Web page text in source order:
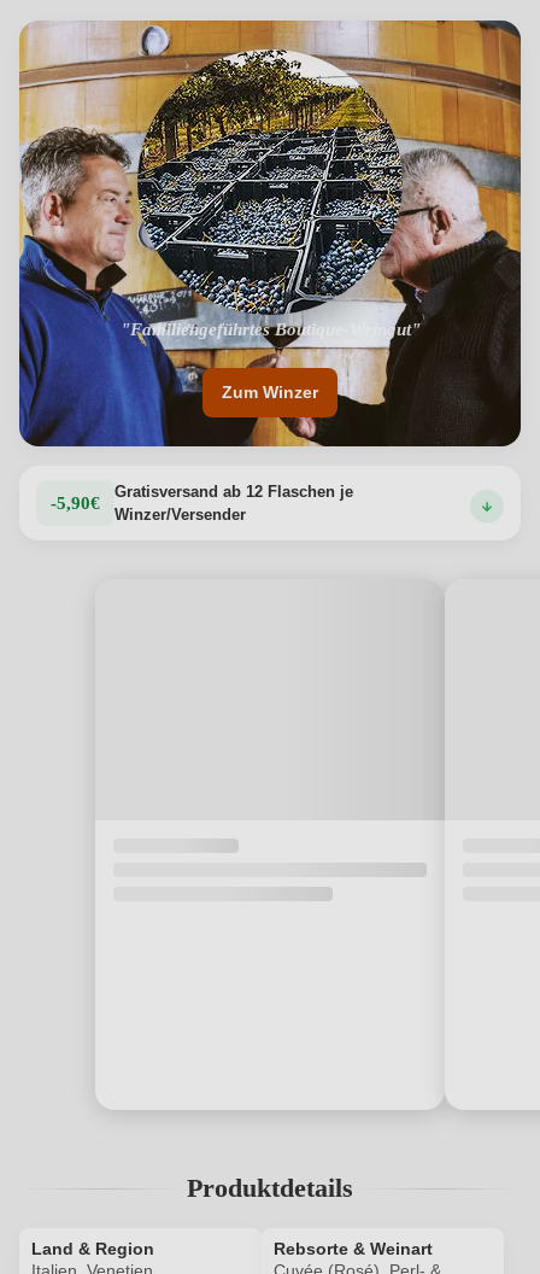
Produktdetails anzeigen →
"Familiengeführtes Boutique-Weingut"
Zum Winzer
-5,90€
Gratisversand ab 12 Flaschen je
Winzer/Versender
Produktdetails
Land & Region
Rebsorte & Weinart